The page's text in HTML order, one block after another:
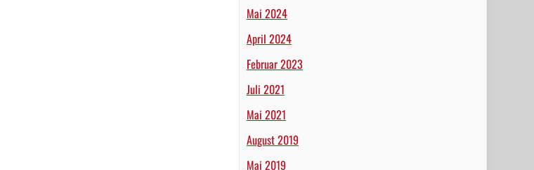
Mai 2024
April 2024
Februar 2023
Juli 2021
Mai 2021
August 2019
Mai 2019